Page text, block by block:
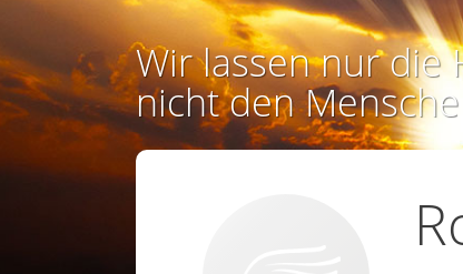
Wir lassen nur die
nicht den